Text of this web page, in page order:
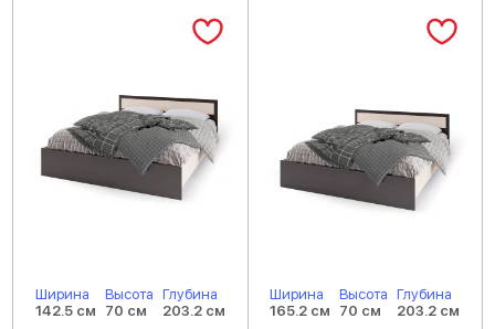
Ширина
142.5 см
Высота
70 см
Глубина
203.2 см
Ширина
165.2 см
Высота
70 см
Глубина
203.2 см